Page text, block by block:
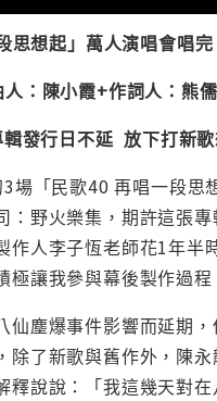
思想起」萬人演唱會唱
：陳小霞+作詞人：熊
發行日不延 放下打新
場「民歌40 再唱一段
：野火樂集，期許這張
作人李子恆老師花1年
極讓我參與幕後製作過
仙塵爆事件影響而延期
除了新歌與舊作外，陳
釋說說：「我這幾天對